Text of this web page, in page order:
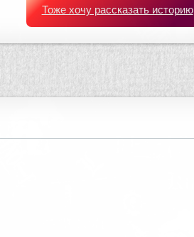
Тоже хочу рассказать историю